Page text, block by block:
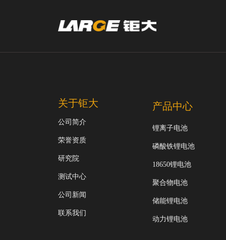
关于钜大
公司简介
荣誉资质
研究院
测试中心
公司新闻
联系我们
产品中心
锂离子电池
磷酸铁锂电池
18650锂电池
聚合物电池
储能锂电池
动力锂电池